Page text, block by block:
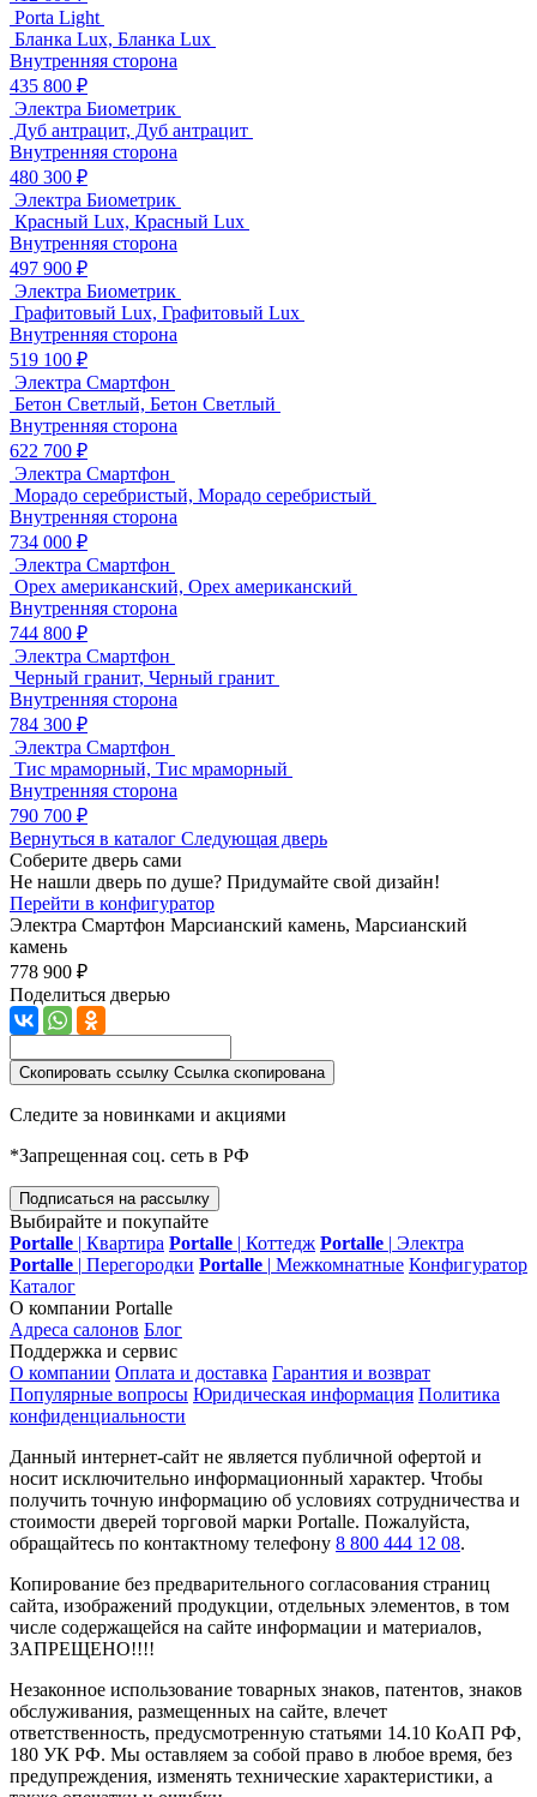
Porta Light
Бланка Lux, Бланка Lux
Внутренняя сторона
435 800 ₽
Электра Биометрик
Дуб антрацит, Дуб антрацит
Внутренняя сторона
480 300 ₽
Электра Биометрик
Красный Lux, Красный Lux
Внутренняя сторона
497 900 ₽
Электра Биометрик
Графитовый Lux, Графитовый Lux
Внутренняя сторона
519 100 ₽
Электра Смартфон
Бетон Светлый, Бетон Светлый
Внутренняя сторона
622 700 ₽
Электра Смартфон
Морадо серебристый, Морадо серебристый
Внутренняя сторона
734 000 ₽
Электра Смартфон
Орех американский, Орех американский
Внутренняя сторона
744 800 ₽
Электра Смартфон
Черный гранит, Черный гранит
Внутренняя сторона
784 300 ₽
Электра Смартфон
Тис мраморный, Тис мраморный
Внутренняя сторона
790 700 ₽
Вернуться в каталог Следующая дверь
Соберите дверь сами
Не нашли дверь по душе? Придумайте свой дизайн!
Перейти в конфигуратор
Электра Смартфон Марсианский камень, Марсианский
камень
778 900 ₽
Поделиться дверью
Скопировать ссылку Ссылка скопирована
Следите за новинками и акциями
*Запрещенная соц. сеть в РФ
Подписаться на рассылку
Выбирайте и покупайте
Portalle | Квартира Portalle | Коттедж Portalle | Электра
Portalle | Перегородки Portalle | Межкомнатные Конфигуратор
Каталог
О компании Portalle
Адреса салонов Блог
Поддержка и сервис
О компании Оплата и доставка Гарантия и возврат
Популярные вопросы Юридическая информация Политика
конфиденциальности
Данный интернет-сайт не является публичной офертой и
носит исключительно информационный характер. Чтобы
получить точную информацию об условиях сотрудничества и
стоимости дверей торговой марки Portalle. Пожалуйста,
обращайтесь по контактному телефону 8 800 444 12 08.
Копирование без предварительного согласования страниц
сайта, изображений продукции, отдельных элементов, в том
числе содержащейся на сайте информации и материалов,
ЗАПРЕЩЕНО!!!!
Незаконное использование товарных знаков, патентов, знаков
обслуживания, размещенных на сайте, влечет
ответственность, предусмотренную статьями 14.10 КоАП РФ,
180 УК РФ. Мы оставляем за собой право в любое время, без
предупреждения, изменять технические характеристики, а